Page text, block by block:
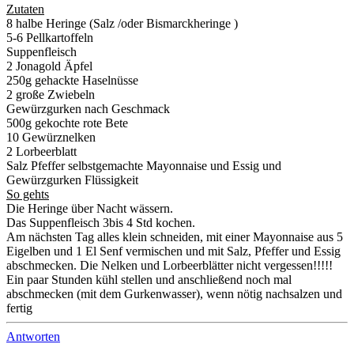
Zutaten
8 halbe Heringe (Salz /oder Bismarckheringe )
5-6 Pellkartoffeln
Suppenfleisch
2 Jonagold Äpfel
250g gehackte Haselnüsse
2 große Zwiebeln
Gewürzgurken nach Geschmack
500g gekochte rote Bete
10 Gewürznelken
2 Lorbeerblatt
Salz Pfeffer selbstgemachte Mayonnaise und Essig und
Gewürzgurken Flüssigkeit
So gehts
Die Heringe über Nacht wässern.
Das Suppenfleisch 3bis 4 Std kochen.
Am nächsten Tag alles klein schneiden, mit einer Mayonnaise aus 5
Eigelben und 1 El Senf vermischen und mit Salz, Pfeffer und Essig
abschmecken. Die Nelken und Lorbeerblätter nicht vergessen!!!!!
Ein paar Stunden kühl stellen und anschließend noch mal
abschmecken (mit dem Gurkenwasser), wenn nötig nachsalzen und
fertig
Antworten